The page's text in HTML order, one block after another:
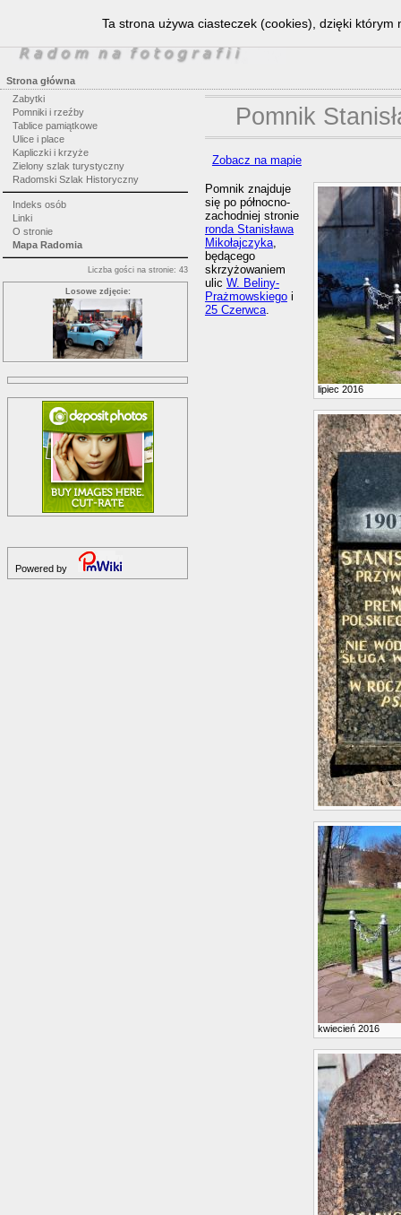
Strona główna
Zabytki
Pomniki i rzeźby
Tablice pamiątkowe
Ulice i place
Kapliczki i krzyże
Zielony szlak turystyczny
Radomski Szlak Historyczny
Indeks osób
Linki
O stronie
Mapa Radomia
Liczba gości na stronie: 43
Losowe zdjęcie:
Powered by
Pomnik
Zobacz na mapie
lipiec 2016
kwiecień 2016
Pomnik znajduje
się po północno-
zachodniej stronie
ronda Stanisława
Mikołajczyka,
będącego
skrzyżowaniem
ulic W. Beliny-
Prażmowskiegoi
25 Czerwca.
Ta strona używa ciasteczek (cookies), dzięki którym